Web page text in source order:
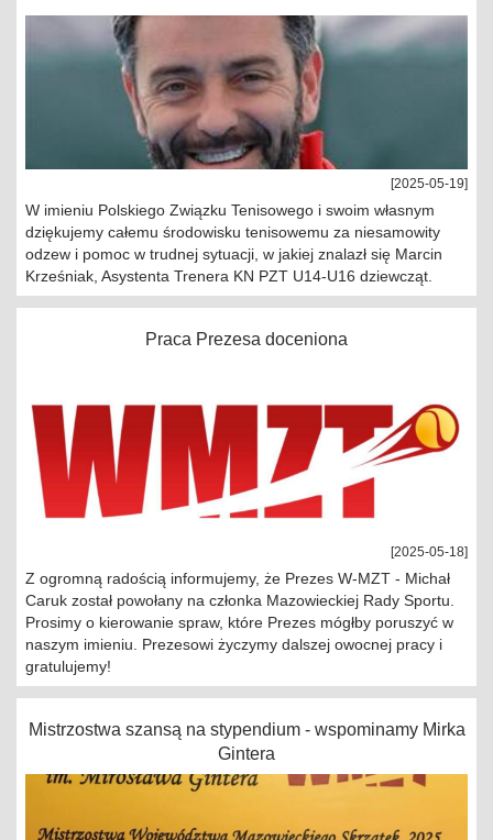
[2025-05-19]
W imieniu Polskiego Związku Tenisowego i swoim własnym
dziękujemy całemu środowisku tenisowemu za niesamowity
odzew i pomoc w trudnej sytuacji, w jakiej znalazł się Marcin
Krześniak, Asystenta Trenera KN PZT U14-U16 dziewcząt.
Praca Prezesa doceniona
[2025-05-18]
Z ogromną radością informujemy, że Prezes W-MZT - Michał
Caruk został powołany na członka Mazowieckiej Rady Sportu.
Prosimy o kierowanie spraw, które Prezes mógłby poruszyć w
naszym imieniu. Prezesowi życzymy dalszej owocnej pracy i
gratulujemy!
Mistrzostwa szansą na stypendium - wspominamy Mirka
Gintera